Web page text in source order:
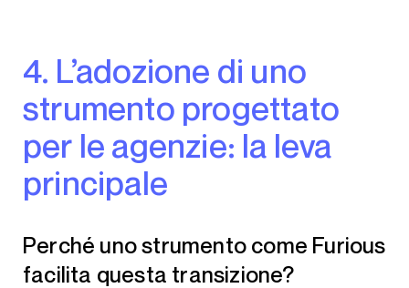
4. L’adozione di uno
strumento progettato
per le agenzie: la leva
principale
Perché uno strumento come Furious
facilita questa transizione?